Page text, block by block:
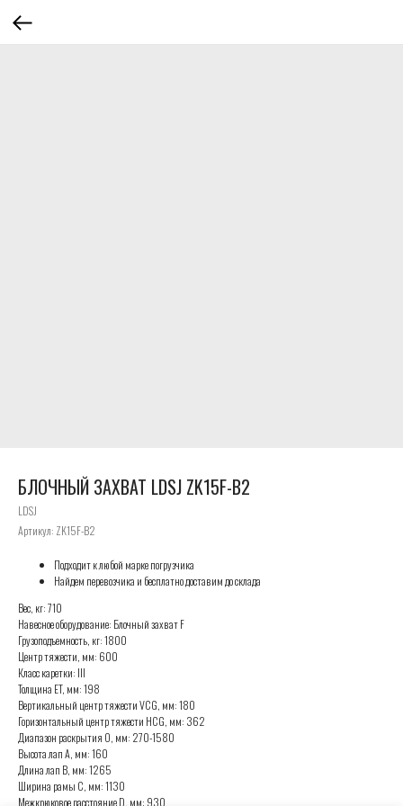
БЛОЧНЫЙ ЗАХВАТ LDSJ ZK15F-B2
LDSJ
Артикул: ZK15F-B2
Подходит к любой марке погрузчика
Найдем перевозчика и бесплатно доставим до склада
Вес, кг: 710
Навесное оборудование: Блочный захват F
Грузоподъемность, кг: 1800
Центр тяжести, мм: 600
Класс каретки: III
Толщина ET, мм: 198
Вертикальный центр тяжести VCG, мм: 180
Горизонтальный центр тяжести HCG, мм: 362
Диапазон раскрытия O, мм: 270-1580
Высота лап A, мм: 160
Длина лап B, мм: 1265
Ширина рамы C, мм: 1130
Межкрюковое расстояние D, мм: 930